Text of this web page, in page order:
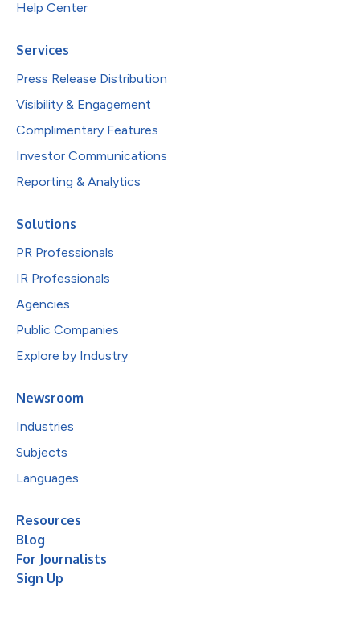
Help Center
Services
Press Release Distribution
Visibility & Engagement
Complimentary Features
Investor Communications
Reporting & Analytics
Solutions
PR Professionals
IR Professionals
Agencies
Public Companies
Explore by Industry
Newsroom
Industries
Subjects
Languages
Resources
Blog
For Journalists
Sign Up